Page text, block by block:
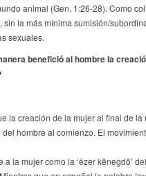
animal (Gen. 1:26-28). Como
la más mínima sumisión/
sexuales.
benefició al hombre la
la creación de la mujer al final de la
hombre al comienzo. El
a la mujer como la ‘ēzer kĕnegdô’